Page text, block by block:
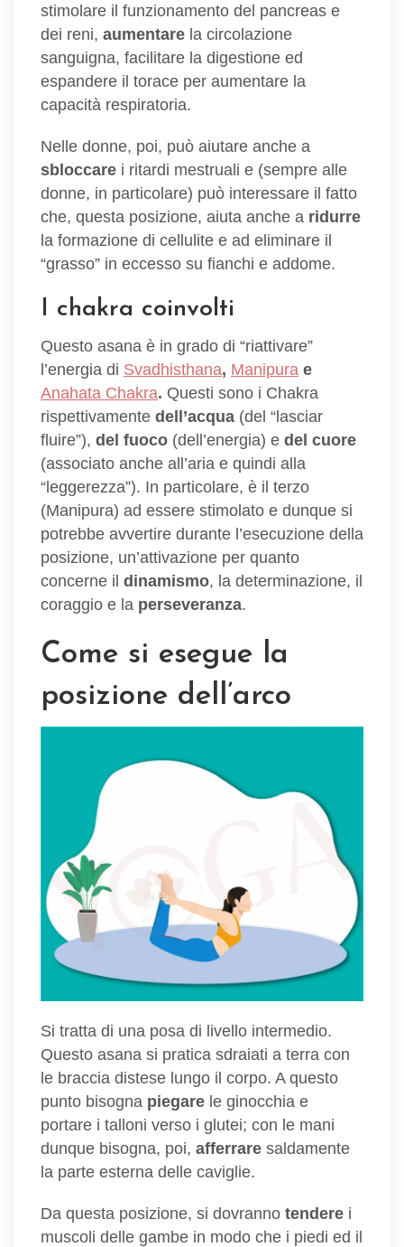
stimolare il funzionamento del pancreas e
dei reni, aumentare la circolazione
sanguigna, facilitare la digestione ed
espandere il torace per aumentare la
capacità respiratoria.
Nelle donne, poi, può aiutare anche a
sbloccare i ritardi mestruali e (sempre alle
donne, in particolare) può interessare il fatto
che, questa posizione, aiuta anche a ridurre
la formazione di cellulite e ad eliminare il
“grasso” in eccesso su fianchi e addome.
I chakra coinvolti
Questo asana è in grado di “riattivare”
l’energia di Svadhisthana, Manipura e
Anahata Chakra. Questi sono i Chakra
rispettivamente dell’acqua (del “lasciar
fluire”), del fuoco (dell’energia) e del cuore
(associato anche all’aria e quindi alla
“leggerezza”). In particolare, è il terzo
(Manipura) ad essere stimolato e dunque si
potrebbe avvertire durante l’esecuzione della
posizione, un’attivazione per quanto
concerne il dinamismo, la determinazione, il
coraggio e la perseveranza.
Come si esegue la
posizione dell’arco
Si tratta di una posa di livello intermedio.
Questo asana si pratica sdraiati a terra con
le braccia distese lungo il corpo. A questo
punto bisogna piegare le ginocchia e
portare i talloni verso i glutei; con le mani
dunque bisogna, poi, afferrare saldamente
la parte esterna delle caviglie.
Da questa posizione, si dovranno tendere i
muscoli delle gambe in modo che i piedi ed il